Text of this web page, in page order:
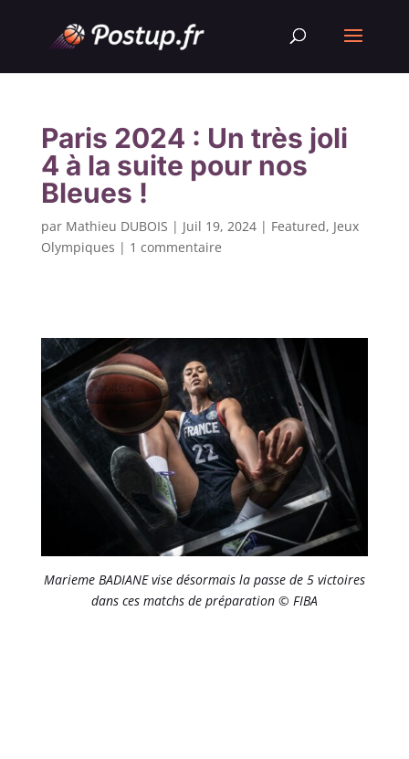
Paris 2024 : Un très joli
4 à la suite pour nos
Bleues !
par Mathieu DUBOIS | Juil 19, 2024| Featured, Jeux
Olympiques | 1 commentaire
Marieme BADIANE vise désormais la passe de 5 victoires
dans ces matchs de préparation © FIBA